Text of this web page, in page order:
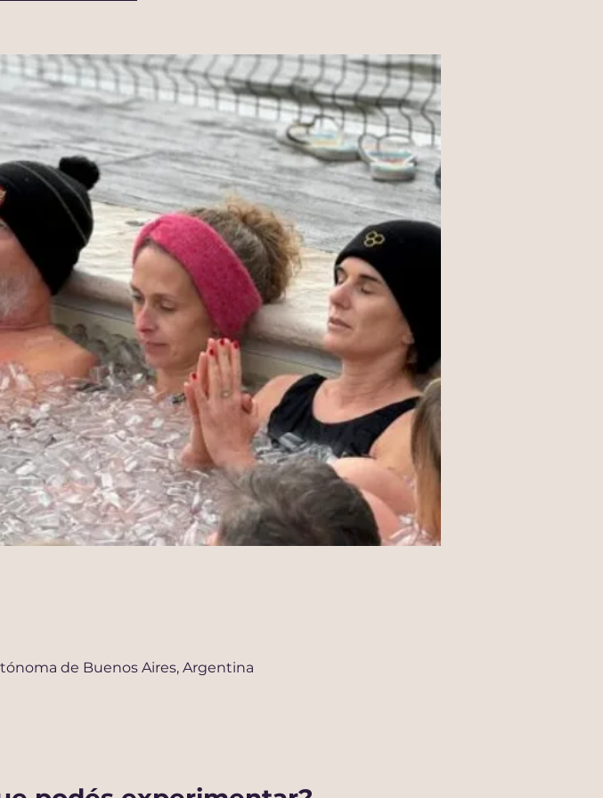
de Buenos Aires, Argentina